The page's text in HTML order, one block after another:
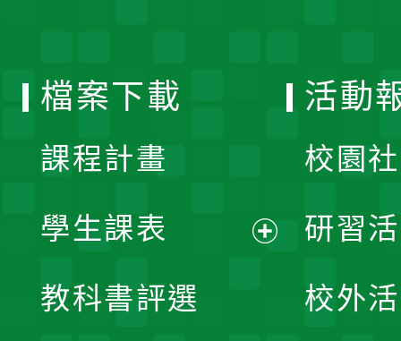
檔案下載
課程計畫
學生課表
教科書評選
活動
校園
研習
校外